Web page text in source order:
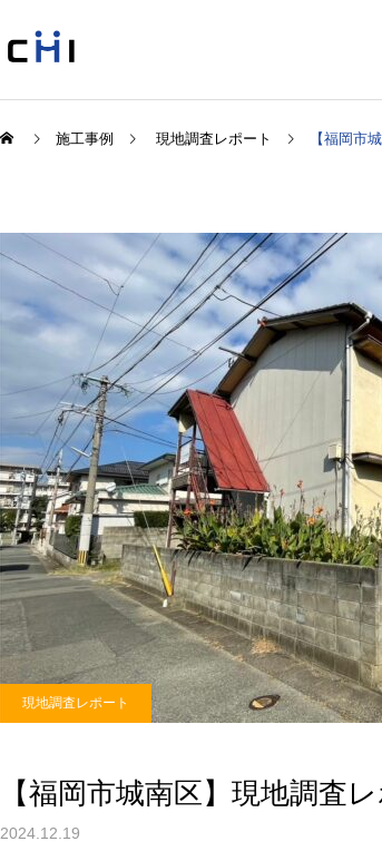
施工事例 現地調査レポート 【福岡市
現地調査レポート
【福岡市城南区】現地調査
2024.12.19